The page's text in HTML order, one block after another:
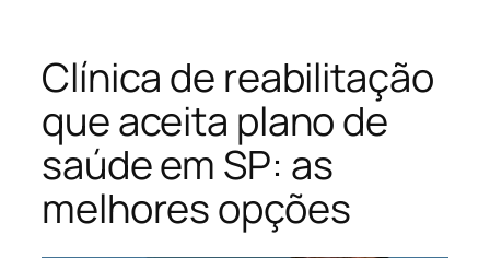
Clínica de reabilitação
que aceita plano de
saúde em SP: as
melhores opções